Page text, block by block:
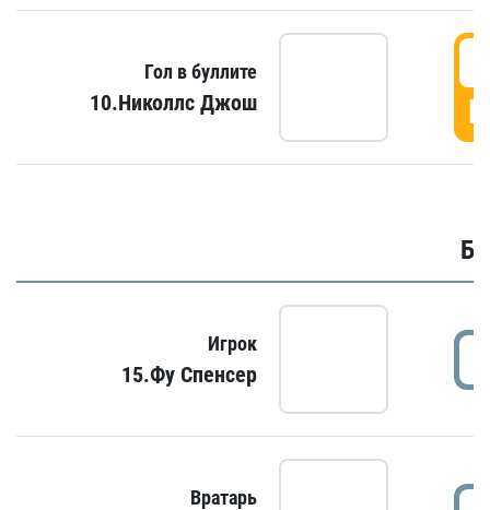
Гол в буллите
10.Николлс Джош
Игрок
15.Фу Спенсер
Вратарь